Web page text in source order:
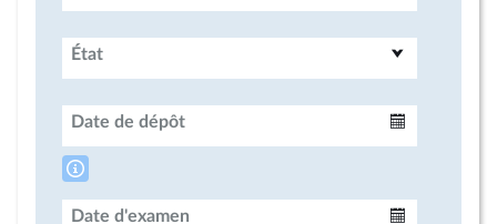
État
Date de dépôt
Date d'examen